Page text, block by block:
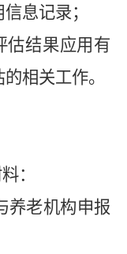
息记录；
估结果应用有
相关工作。
：
养老机构申报